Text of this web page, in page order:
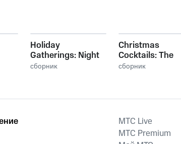
Holiday
Gatherings: Night
Before Christmas,
сборник
Christmas
Cocktails: The
Frosty Mix, Vol. 1
сборник
MTС Live
MTС Premium